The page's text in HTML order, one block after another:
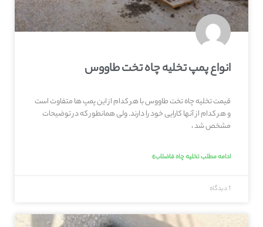
انواع پمپ تخلیه چاه تخت طاووس
قیمت تخلیه چاه تخت طاووس با هر کدام از این پمپ ها متفاوت است
و هر کدام از آنها کارایی خود را دارند. ولی همانطور که در توضیحات
مشخص شد ،
ادامه مطلب تخلیه چاه فاضلاب»
1 دیدگاه